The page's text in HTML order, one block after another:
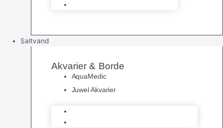
Saltvand
Akvarier & Borde
AquaMedic
Juwel Akvarier